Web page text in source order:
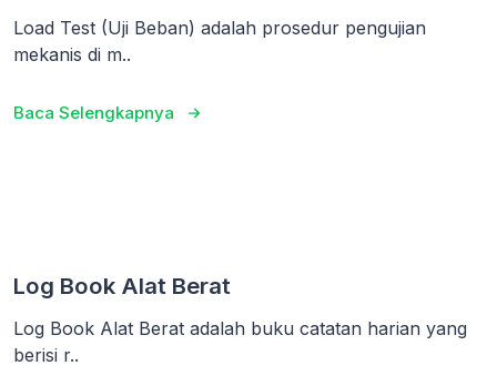
Load Test (Uji Beban) adalah prosedur pengujian
mekanis di m..
Baca Selengkapnya
Log Book Alat Berat
Log Book Alat Berat adalah buku catatan harian yang
berisi r..